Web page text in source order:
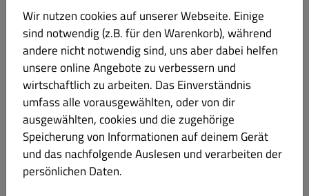
096 Franco € 15.90
mit Tomaten, Mozzarella, Rucola,
gehobelten Parmesan, Cherrytomaten und
Parmaschinken
Produktinformation
097 Bufala
Wir nutzen cookies auf unserer Webseite. Einige
sind notwendig (z.B. für den Warenkorb), während
andere nicht notwendig sind, uns aber dabei helfen
unsere online Angebote zu verbessern und
wirtschaftlich zu arbeiten. Das Einverständnis
umfass alle vorausgewählten, oder von dir
ausgewählten, cookies und die zugehörige
Speicherung von Informationen auf deinem Gerät
und das nachfolgende Auslesen und verarbeiten der
persönlichen Daten.